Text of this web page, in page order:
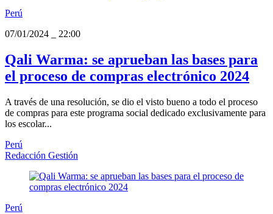
Perú
07/01/2024
22:00
Qali Warma: se aprueban las bases para
el proceso de compras electrónico 2024
A través de una resolución, se dio el visto bueno a todo el proceso
de compras para este programa social dedicado exclusivamente para
los escolar...
Perú
Redacción Gestión
Perú